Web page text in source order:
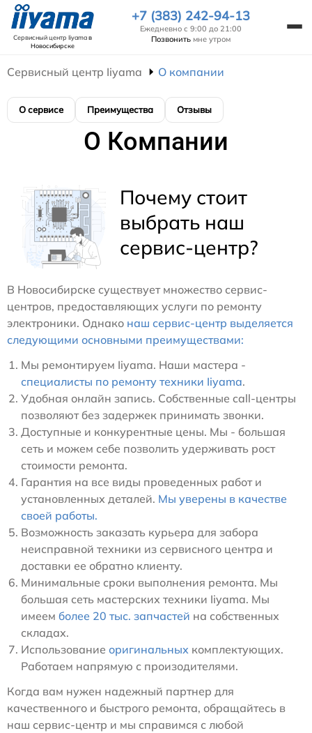
Сервисный центр Iiyamaв
Новосибирске
+7 (383) 242-94-13
Ежедневно с 9:00 до 21:00
Позвонить мне утром
Сервисный центр Iiyama О компании
О сервисе Преимущества Отзывы
О Компании
Почему стоит
выбрать наш
сервис-центр?
В Новосибирске существует множество сервис-
центров, предоставляющих услуги по ремонту
электроники. Однако наш сервис-центр выделяется
следующими основными преимуществами:
Мы ремонтируем Iiyama. Наши мастера -
специалисты по ремонту техники Iiyama.
Удобная онлайн запись. Собственные call-центры
позволяют без задержек принимать звонки.
Доступные и конкурентные цены. Мы - большая
сеть и можем себе позволить удерживать рост
стоимости ремонта.
Гарантия на все виды проведенных работ и
установленных деталей. Мы уверены в качестве
своей работы.
Возможность заказать курьера для забора
неисправной техники из сервисного центра и
доставки ее обратно клиенту.
Минимальные сроки выполнения ремонта. Мы
большая сеть мастерских техники Iiyama. Мы
имеем более 20 тыс. запчастей на собственных
складах.
Использование оригинальных комплектующих.
Работаем напрямую с произодителями.
Когда вам нужен надежный партнер для
качественного и быстрого ремонта, обращайтесь в
наш сервис-центр и мы справимся с любой